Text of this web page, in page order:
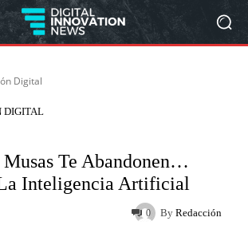
Digital
DIGITAL
Musas Te Abandonen…
Inteligencia Artificial
By Redacción
0